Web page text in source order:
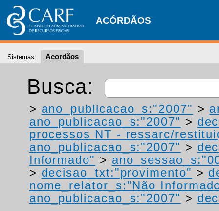
ACÓRDÃOS
Sistemas: Acordãos
Busca:
> ano_publicacao_s:"2007" >
ano_publicacao_s:"2007" >
processos NT - ressarc/
ano_publicacao_s:"2007" >
Informado" >
> decisao_txt:"provimento" >
nome_relator_s:"Não
ano_publicacao_s:"2007" >